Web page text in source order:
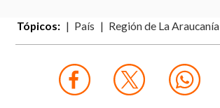
Tópicos: País Región de La Araucanía